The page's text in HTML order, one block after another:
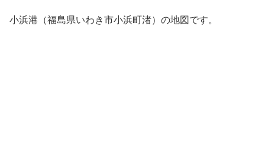
小浜港（福島県いわき市小浜町渚）の地図です。